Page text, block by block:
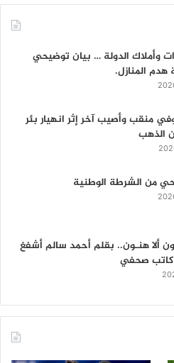
وأملاك الدولة … بيان توضيحي
المنازل.
منقب وأصيب آخر إثر انهيار بئر
الذهب
من الشرطة الوطنية
ألا هنـون.. بقلم أحمد سالم أشفغ
كاتب صحفي